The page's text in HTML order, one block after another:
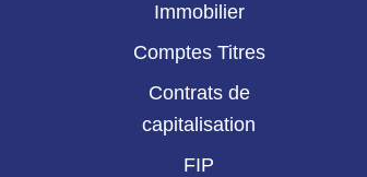
Immobilier
Comptes Titres
Contrats de
capitalisation
FIP